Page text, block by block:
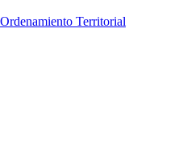
Territorial